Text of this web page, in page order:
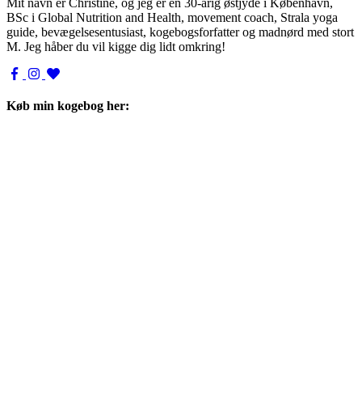
BSc i Global Nutrition and Health, movement coach, Strala yoga
guide, bevægelsesentusiast, kogebogsforfatter og madnørd med stort
M. Jeg håber du vil kigge dig lidt omkring!
Køb min kogebog her: